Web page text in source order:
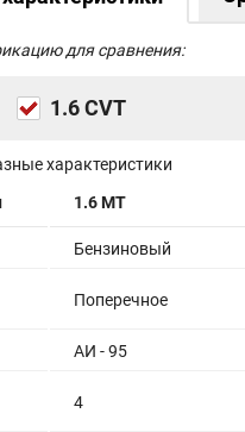
для сравнения:
1.6 CVT
характеристики
1.6 MT
Бензиновый
Поперечное
АИ - 95
4